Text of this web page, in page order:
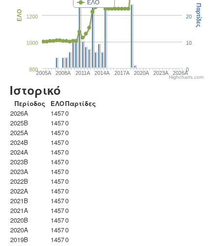
ΕΛΟ
2005A 2008A 2011A 2014A 2017A 2020A 2023Α 2026A
1000
1200
800
ΕΛΟ
0
10
20 Παρτίδες
Highcharts.com
Ιστορικό
Περίοδος ΕΛΟΠαρτίδες
2026A
14570
2025B
14570
2025A
14570
2024B
14570
2024A
14570
2023B
14570
2023Α
14570
2022B
14570
2022A
14570
2021B
14570
2021A
14570
2020B
14570
2020A
14570
2019B
14570